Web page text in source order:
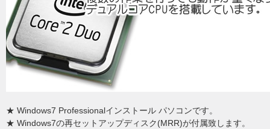
★ Windows7 Professionalインストール パソコンです。
★ Windows7の再セットアップディスク(MRR)が付属致します。